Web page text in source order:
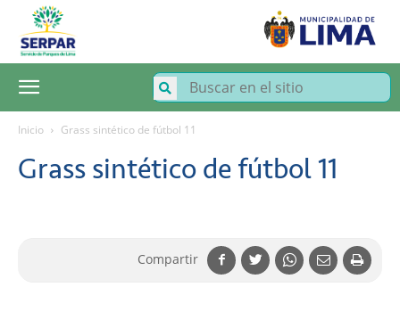
SERPAR
Servicio
de
Parques
Inicio Grass sintético de fútbol 11
Grass sintético de fútbol 11
Compartir